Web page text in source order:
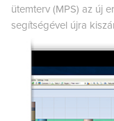
ütemterv (MPS) az új
segítségével újra